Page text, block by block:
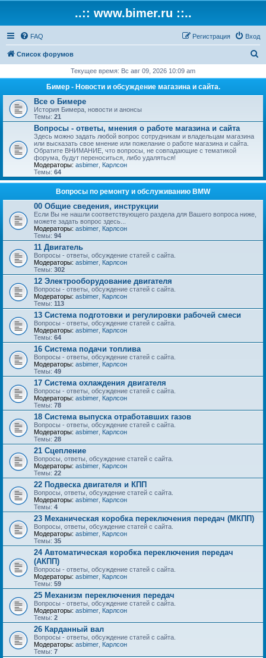
..:: www.bimer.ru ::..
FAQ Вход
Регистрация
Список форумов
с
Текущее время: Вс авг 09, 2026 10:09 am
Бимер - Новости и обсуждение магазина и сайта.
Все о Бимере
История Бимера, новости и анонсы
Темы: 21
Вопросы - ответы, мнения о работе магазина и сайта
Здесь можно задать любой вопрос сотрудникам и владельцам магазина
или высказать свое мнение или пожелание о работе магазина и сайта.
Обратите ВНИМАНИЕ, что вопросы, не совпадающие с тематикой
форума, будут переноситься, либо удаляться!
Модераторы: asbimer Карлсон
Темы: 64
Вопросы по ремонту и обслуживанию BMW
00 Общие сведения, инструкции
Если Вы не нашли соответствующего раздела для Вашего вопроса ниже,
можете задать вопрос здесь...
Модераторы: asbimer Карлсон
Темы: 94
11 Двигатель
Вопросы - ответы, обсуждение статей с сайта.
Модераторы: asbimer Карлсон
Темы: 302
12 Электрооборудование двигателя
Вопросы - ответы, обсуждение статей с сайта.
Модераторы: asbimer Карлсон
Темы: 113
13 Система подготовки и регулировки рабочей смеси
Вопросы - ответы, обсуждение статей с сайта.
Модераторы: asbimer Карлсон
Темы: 64
16 Система подачи топлива
Вопросы - ответы, обсуждение статей с сайта.
Модераторы: asbimer Карлсон
Темы: 49
17 Система охлаждения двигателя
Вопросы - ответы, обсуждение статей с сайта.
Модераторы: asbimer Карлсон
Темы: 78
18 Система выпуска отработавших газов
Вопросы - ответы, обсуждение статей с сайта.
Модераторы: asbimer Карлсон
Темы: 28
21 Сцепление
Вопросы, ответы, обсуждение статей с сайта.
Модераторы: asbimer Карлсон
Темы: 22
22 Подвеска двигателя и КПП
Вопросы, ответы, обсуждение статей с сайта.
Модераторы: asbimer Карлсон
Темы: 4
23 Механическая коробка переключения передач (МКПП)
Вопросы, ответы, обсуждение статей с сайта.
Модераторы: asbimer Карлсон
Темы: 35
24 Автоматическая коробка переключения передач
(АКПП)
Вопросы - ответы, обсуждение статей с сайта.
Модераторы: asbimer Карлсон
Темы: 59
25 Механизм переключения передач
Вопросы - ответы, обсуждение статей с сайта.
Модераторы: asbimer Карлсон
Темы: 2
26 Карданный вал
Вопросы - ответы, обсуждение статей с сайта.
Модераторы: asbimer Карлсон
Темы: 7